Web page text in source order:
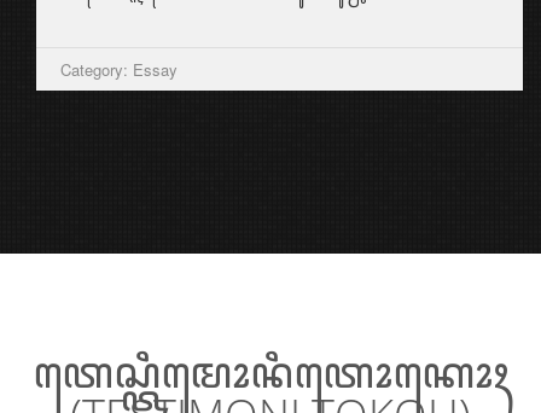
Category: Essay
ꦠꦺꦱ꧀ꦠꦶꦩꦺꦴꦤꦶꦠꦺꦴꦏꦺꦴꦃ